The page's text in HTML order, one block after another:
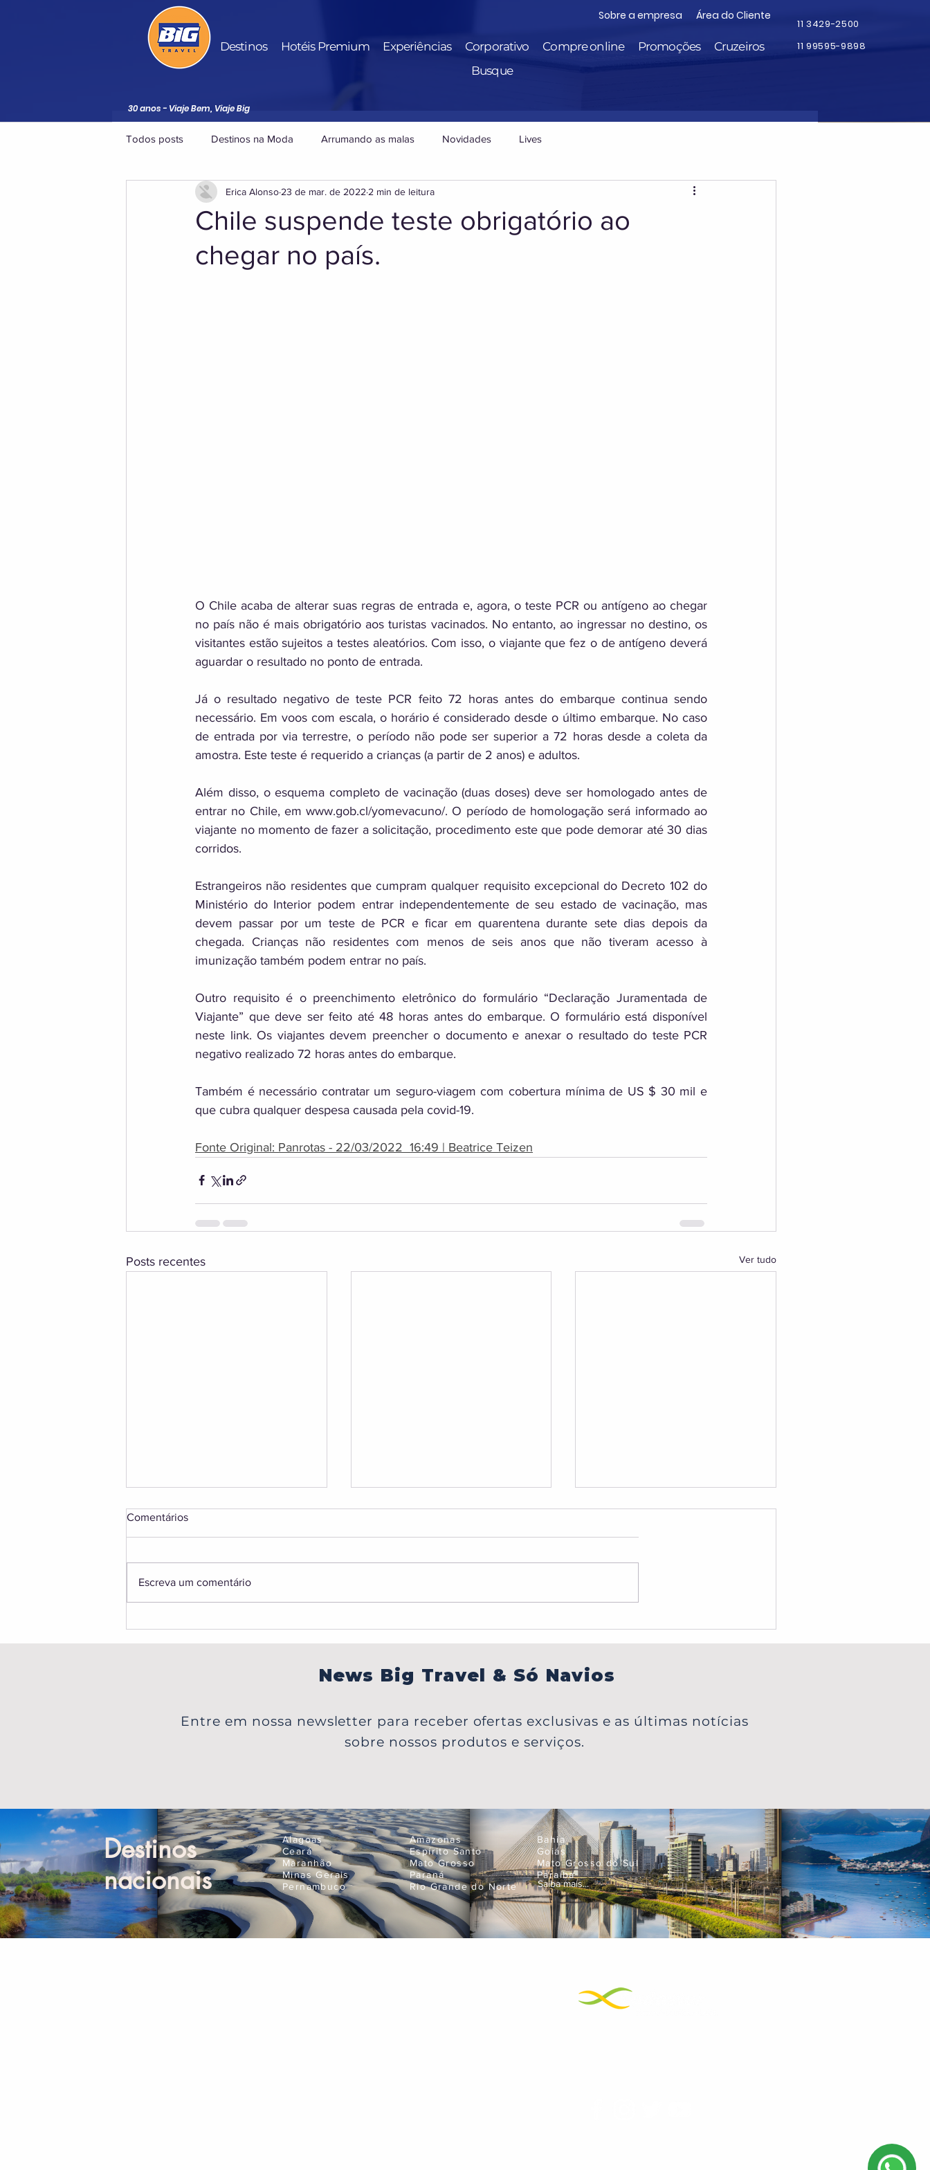
Sobre a empresa Área do Cliente
Destinos Hotéis Premium Experiências Corporativo Compre online Promoções
Cruzeiros
Busque
11 3429-2500
11 99595-9898
30 anos - Viaje Bem, Viaje Big
Todos posts Destinos na Moda Arrumando as malas Novidades Lives
Chile suspende teste obrigatório ao
chegar no país.
Erica Alonso 23 de mar. de 2022 2 min de leitura
O Chile acaba de alterar suas regras de entrada e, agora, o teste PCR ou antígeno ao chegar
no país não é mais obrigatório aos turistas vacinados. No entanto, ao ingressar no destino, os
visitantes estão sujeitos a testes aleatórios. Com isso, o viajante que fez o de antígeno deverá
aguardar o resultado no ponto de entrada.
Já o resultado negativo de teste PCR feito 72 horas antes do embarque continua sendo
necessário. Em voos com escala, o horário é considerado desde o último embarque. No caso
de entrada por via terrestre, o período não pode ser superior a 72 horas desde a coleta da
amostra. Este teste é requerido a crianças (a partir de 2 anos) e adultos.
Além disso, o esquema completo de vacinação (duas doses) deve ser homologado antes de
entrar no Chile, em www.gob.cl/yomevacuno/. O período de homologação será informado ao
viajante no momento de fazer a solicitação, procedimento este que pode demorar até 30 dias
corridos.
Estrangeiros não residentes que cumpram qualquer requisito excepcional do Decreto 102 do
Ministério do Interior podem entrar independentemente de seu estado de vacinação, mas
devem passar por um teste de PCR e ficar em quarentena durante sete dias depois da
chegada. Crianças não residentes com menos de seis anos que não tiveram acesso à
imunização também podem entrar no país.
Outro requisito é o preenchimento eletrônico do formulário “Declaração Juramentada de
Viajante” que deve ser feito até 48 horas antes do embarque. O formulário está disponível
neste link. Os viajantes devem preencher o documento e anexar o resultado do teste PCR
negativo realizado 72 horas antes do embarque.
Também é necessário contratar um seguro-viagem com cobertura mínima de US $ 30 mil e
que cubra qualquer despesa causada pela covid-19.
Fonte Original: Panrotas - 22/03/2022  16:49 | Beatrice Teizen
Posts recentes Ver tudo
Comentários
Escreva um comentário
News Big Travel & Só Navios
Entre em nossa newsletter para receber ofertas exclusivas e as últimas notícias
sobre nossos produtos e serviços.
Destinos
nacionais
Saiba mais...
Alagoas
Ceará
Maranhão
Minas Gerais
Pernambuco
Amazonas
Espírito Santo
Mato Grosso
Paraná
Rio Grande do Norte
Bahia
Goiás
Mato Grosso do Sul
Paraíba